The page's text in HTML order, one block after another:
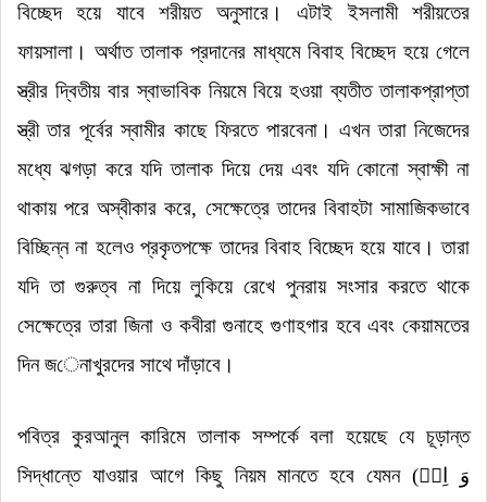
বিচ্ছেদ হয়ে যাবে শরীয়ত অনুসারে।
এটাই ইসলামী শরীয়তের
ফায়সালা। অর্থাত তালাক প্রদানের মাধ্যমে বিবাহ বিচ্ছেদ হয়ে গেলে
স্ত্রীর দ্বিতীয় বারস্বাভাবিক নিয়মেবিয়ে হওয়া ব্যতীত তালাকপ্রাপ্তা
স্ত্রী তার পূর্বের স্বামীর কাছে ফিরতে পারবেনা। এখন তারা নিজেদের
মধ্যে ঝগড়া করে যদি তালাক দিয়ে দেয় এবং যদি কোনো স্বাক্ষী না
থাকায় পরে অস্বীকার করে, সেক্ষেত্রে তাদের বিবাহটা সামাজিকভাবে
বিচ্ছিন্ন না হলেও প্রকৃতপক্ষে তাদের বিবাহ বিচ্ছেদ হয়ে যাবে। তারা
যদি তা গুরুত্ব না দিয়ে লুকিয়ে রেখে পুনরায় সংসার করতে থাকে
সেক্ষেত্রে তারাজিনা ও কবীরা গুনাহে গুণাহগার হবে এবং কেয়ামতের
দিন জেনাখুরদের সাথে দাঁড়াবে।
পবিত্র কুরআনুল কারিমে তালাক সম্পর্কে বলা হয়েছে যে চূড়ান্ত
সিদ্ধান্তে যাওয়ার আগে কিছু নিয়ম মানতে হবে যেমন(وَ اِنۡ